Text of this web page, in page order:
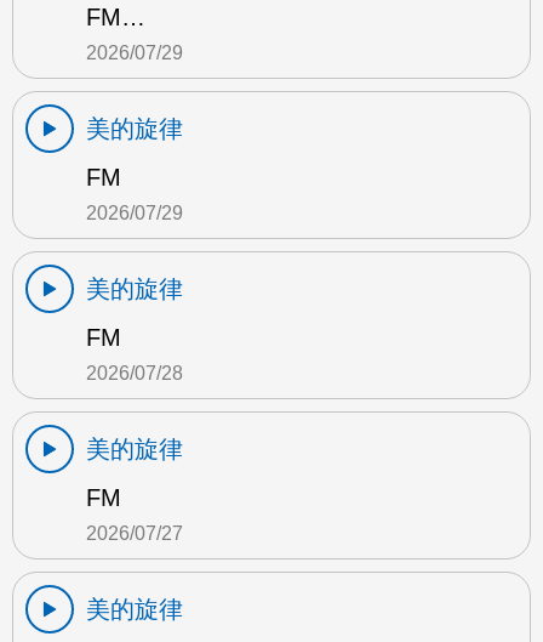
FM…
2026/07/29
美的旋律
FM
2026/07/29
美的旋律
FM
2026/07/28
美的旋律
FM
2026/07/27
美的旋律